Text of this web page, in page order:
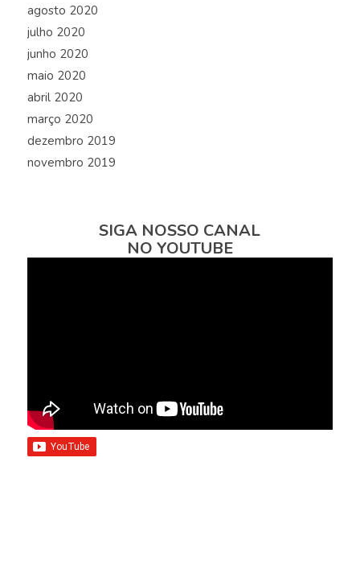
agosto 2020
julho 2020
junho 2020
maio 2020
abril 2020
março 2020
dezembro 2019
novembro 2019
SIGA NOSSO CANAL
NO YOUTUBE